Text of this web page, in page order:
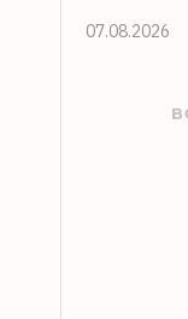
07.08.2026